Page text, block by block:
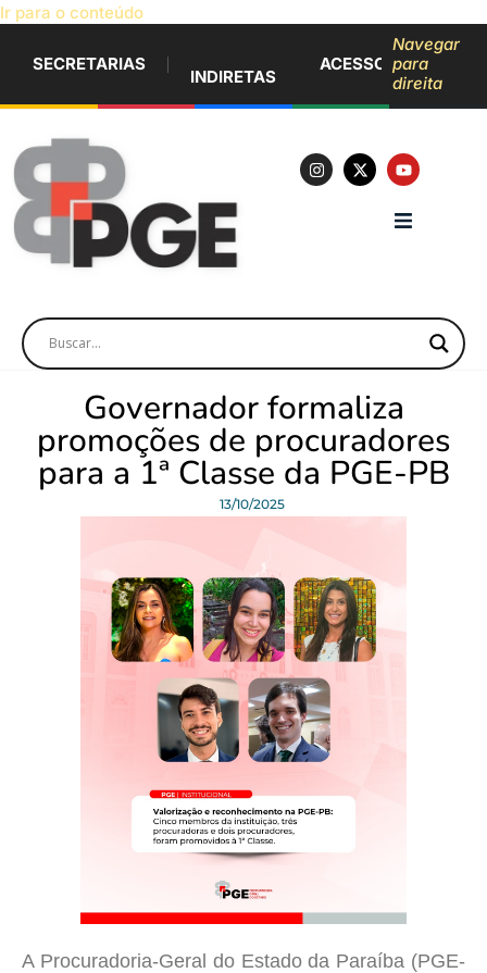
Ir para o conteúdo
SECRETARIAS
INDIRETAS
ACESSO À
Navegar
para
direita
Governador formaliza
promoções de procuradores
para a 1ª Classe da PGE-PB
13/10/2025
A Procuradoria-Geral do Estado da Paraíba (PGE-